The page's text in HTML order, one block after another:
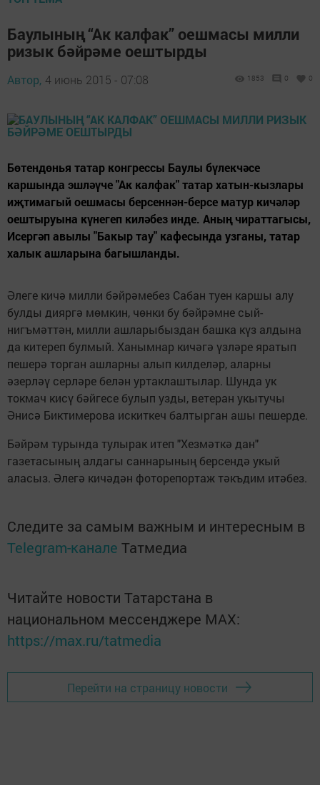
Баулының “Ак калфак” оешмасы милли
ризык бәйрәме оештырды
Автор, 4 июнь 2015 - 07:08 1853 0 0
Бөтендөнья татар конгрессы Баулы бүлекчәсе
каршында эшләүче "Ак калфак" татар хатын-кызлары
иҗтимагый оешмасы берсеннән-берсе матур кичәләр
оештыруына күнегеп киләбез инде. Аның чираттагысы,
Исергәп авылы "Бакыр тау" кафесында узганы, татар
халык ашларына багышланды.
Әлеге кичә милли бәйрәмебез Сабан туен каршы алу
булды дияргә мөмкин, чөнки бу бәйрәмне сый-
нигъмәттән, милли ашларыбыздан башка күз алдына
да китереп булмый. Ханымнар кичәгә үзләре яратып
пешерә торган ашларны алып килделәр, аларны
әзерләү серләре белән уртаклаштылар. Шунда ук
токмач кисү бәйгесе булып узды, ветеран укытучы
Әнисә Биктимерова искиткеч балтырган ашы пешерде.
Бәйрәм турында тулырак итеп "Хезмәткә дан"
газетасының алдагы саннарының берсендә укый
аласыз. Әлегә кичәдән фоторепортаж тәкъдим итәбез.
Следите за самым важным и интересным в
Telegram-канале Татмедиа
Читайте новости Татарстана в
национальном мессенджере MАХ:
https://max.ru/tatmedia
Перейти на страницу новости